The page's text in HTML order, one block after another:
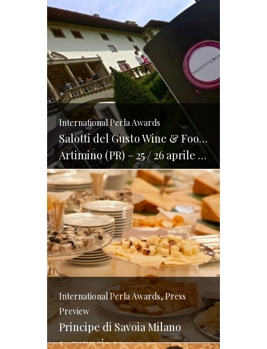
International Perla Awards
Salotti del Gusto Wine & Food Festival
Artimino (PR) – 25 / 26 aprile 2014
International Perla Awards, Press
Preview
Principe di Savoia Milano
21 gennaio 2014